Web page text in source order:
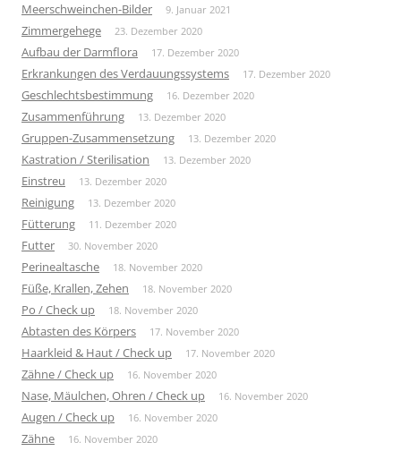
Meerschweinchen-Bilder 9. Januar 2021
Zimmergehege 23. Dezember 2020
Aufbau der Darmflora 17. Dezember 2020
Erkrankungen des Verdauungssystems 17. Dezember 2020
Geschlechtsbestimmung 16. Dezember 2020
Zusammenführung 13. Dezember 2020
Gruppen-Zusammensetzung 13. Dezember 2020
Kastration / Sterilisation 13. Dezember 2020
Einstreu 13. Dezember 2020
Reinigung 13. Dezember 2020
Fütterung 11. Dezember 2020
Futter 30. November 2020
Perinealtasche 18. November 2020
Füße, Krallen, Zehen 18. November 2020
Po / Check up 18. November 2020
Abtasten des Körpers 17. November 2020
Haarkleid & Haut / Check up 17. November 2020
Zähne / Check up 16. November 2020
Nase, Mäulchen, Ohren / Check up 16. November 2020
Augen / Check up 16. November 2020
Zähne 16. November 2020